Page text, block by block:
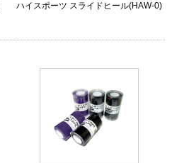
ハイスポーツ スライドヒール(HAW-0)